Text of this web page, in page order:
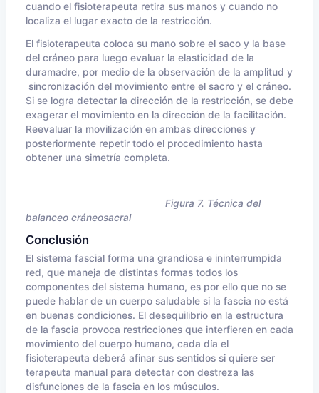
cuando el fisioterapeuta retira sus manos y cuando no
localiza el lugar exacto de la restricción.
El fisioterapeuta coloca su mano sobre el saco y la base
del cráneo para luego evaluar la elasticidad de la
duramadre, por medio de la observación de la amplitud y
sincronización del movimiento entre el sacro y el cráneo.
Si se logra detectar la dirección de la restricción, se debe
exagerar el movimiento en la dirección de la facilitación.
Reevaluar la movilización en ambas direcciones y
posteriormente repetir todo el procedimiento hasta
obtener una simetría completa.
Figura 7. Técnica del
balanceo cráneosacral
Conclusión
El sistema fascial forma una grandiosa e ininterrumpida
red, que maneja de distintas formas todos los
componentes del sistema humano, es por ello que no se
puede hablar de un cuerpo saludable si la fascia no está
en buenas condiciones. El desequilibrio en la estructura
de la fascia provoca restricciones que interfieren en cada
movimiento del cuerpo humano, cada día el
fisioterapeuta deberá afinar sus sentidos si quiere ser
terapeuta manual para detectar con destreza las
disfunciones de la fascia en los músculos.